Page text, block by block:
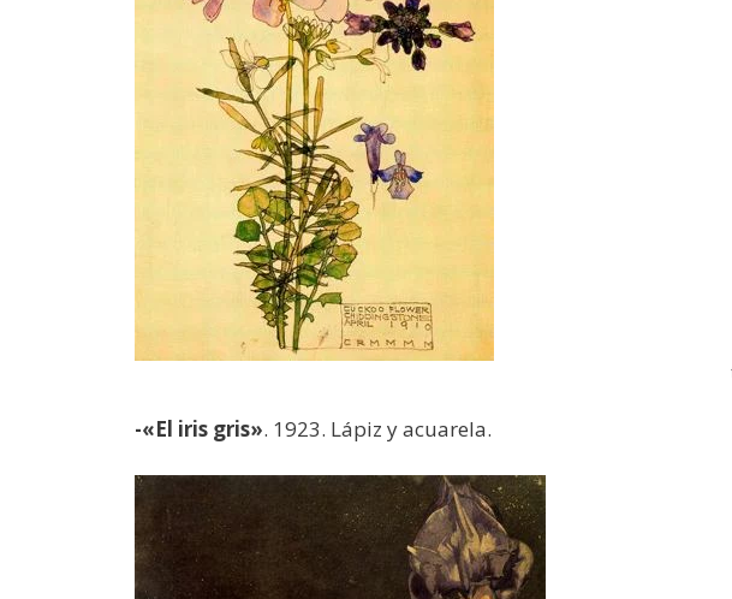
-«El iris gris». 1923. Lápiz y acuarela.